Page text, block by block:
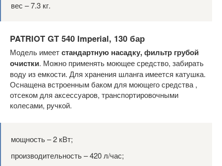
вес – 7.3 кг.
PATRIOT GT 540 Imperial, 130 бар
Модель имеетстандартную насадку, фильтр грубой
очистки. Можно применять моющее средство, забирать
воду из емкости. Для хранения шланга имеется катушка.
Оснащена встроенным баком для моющего средства ,
отсеком для аксессуаров, транспортировочными
колесами, ручкой.
мощность – 2 кВт;
производительность – 420 л/час;